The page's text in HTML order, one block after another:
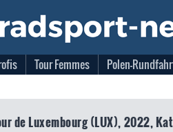
Tour Femmes Polen-
de Luxembourg (LUX), 2022,